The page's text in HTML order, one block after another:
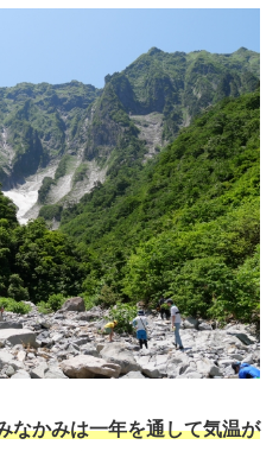
なかみは一年を通して気温が